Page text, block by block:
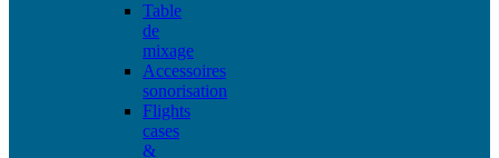
Table
de
mixage
Accessoires
sonorisation
Flights
cases
&